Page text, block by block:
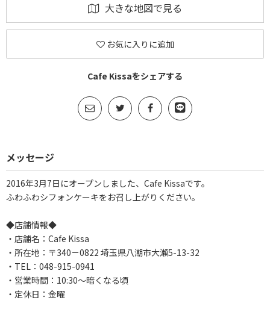
大きな地図で見る
お気に入りに追加
Cafe Kissaをシェアする
メッセージ
2016年3月7日にオープンしました、Cafe Kissaです。
ふわふわシフォンケーキをお召し上がりください。
◆店舗情報◆
・店舗名：Cafe Kissa
・所在地：〒340－0822 埼玉県八潮市大瀬5-13-32
・TEL：048-915-0941
・営業時間：10:30～暗くなる頃
・定休日：金曜